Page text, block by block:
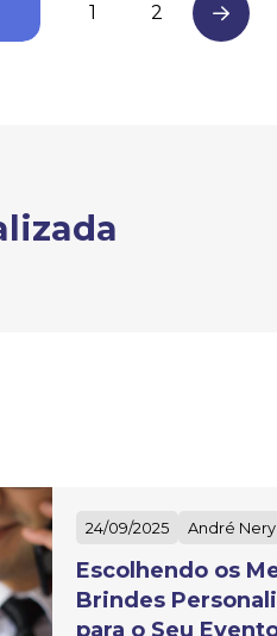
1 2 Next
24/09/2025 André Nery
Escolhendo os
Brindes
para o Seu